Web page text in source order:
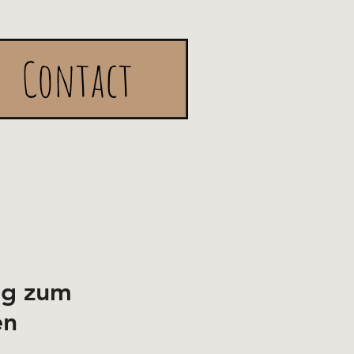
Contact
zum